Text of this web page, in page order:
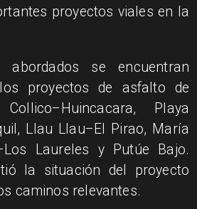
proyectos viales en la
se encuentran
proyectos de asfalto de
Playa
Llau Llau–El Pirao, María
Laureles y Putúe Bajo.
la situación del proyecto
caminos relevantes.